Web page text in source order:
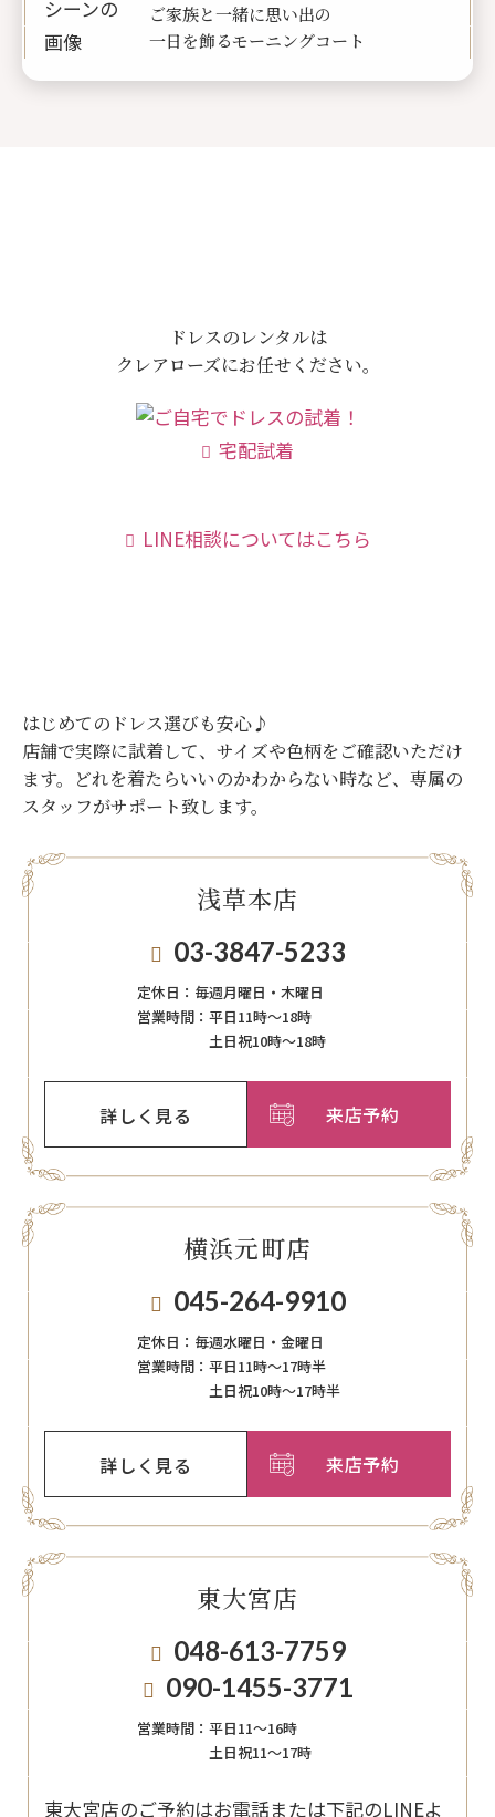
ご家族と一緒に思い出の
一日を飾るモーニングコート
ドレスのレンタルは
クレアローズにお任せください。
宅配試着
LINE相談についてはこちら
はじめてのドレス選びも安心♪
店舗で実際に試着して、サイズや色柄をご確認いただけ
ます。
どれを着たらいいのかわからない時など、専属の
スタッフがサポート致します。
浅草本店
03-3847-5233
定休日： 毎週月曜日・木曜日
営業時間： 平日11時～18時
土日祝10時～18時
詳しく見る 来店予約
横浜元町店
045-264-9910
定休日： 毎週⽔曜⽇‧⾦曜⽇
営業時間： 平日11時～17時半
土日祝10時～17時半
詳しく見る 来店予約
東大宮店
048-613-7759
090-1455-3771
営業時間： 平日11〜16時
土日祝11〜17時
東大宮店のご予約はお電話または下記のLINEよ